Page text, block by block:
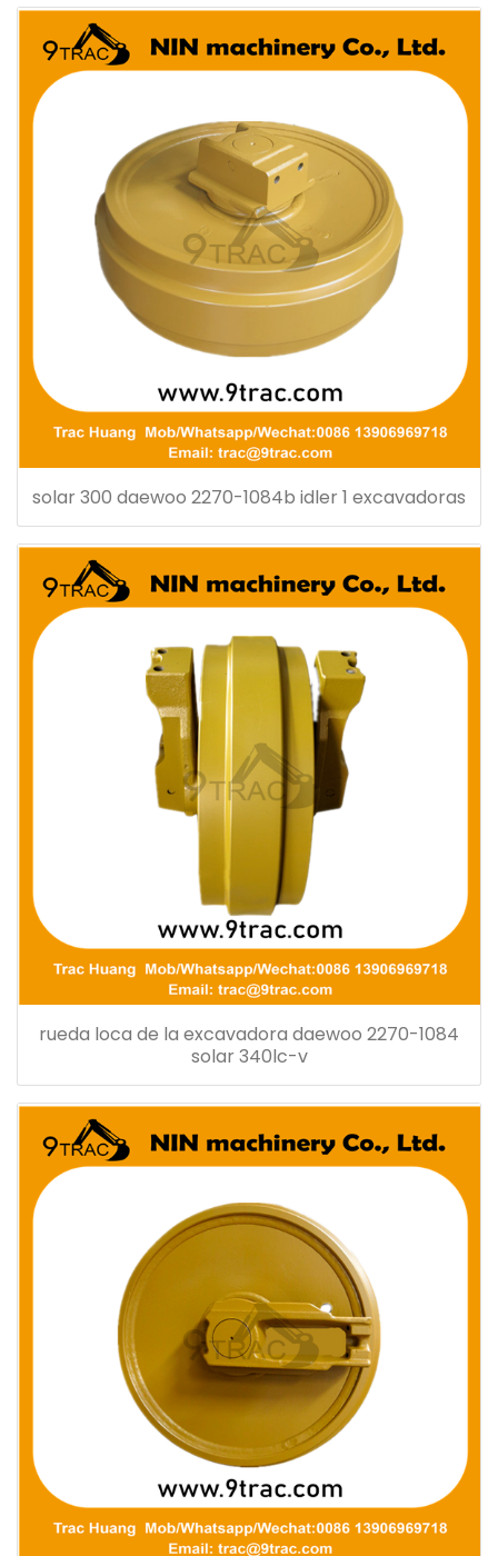
solar 300 daewoo 2270-1084b idler 1 excavadoras
rueda loca de la excavadora daewoo 2270-1084
solar 340lc-v